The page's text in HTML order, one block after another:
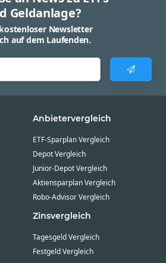
Geldanlage?
Newsletter
auf dem Laufenden.
Anbietervergleich
ETF-Sparplan Vergleich
Depot Vergleich
Junior-Depot Vergleich
Aktiensparplan Vergleich
Robo-Advisor Vergleich
Zinsvergleich
Tagesgeld Vergleich
Festgeld Vergleich